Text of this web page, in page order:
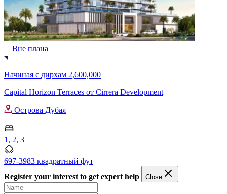
Вне плана
Начиная с дирхам 2,600,000
Capital Horizon Terraces от Cirrera Development
Острова Дубая
1, 2, 3
697-3983 квадратный фут
Register your interest to get expert help
Close